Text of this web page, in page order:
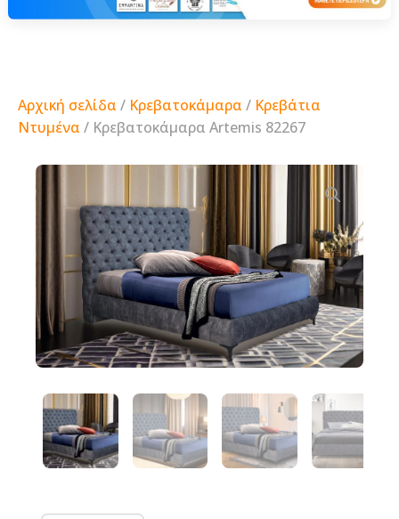
Αρχική σελίδα / Κρεβατοκάμαρα / Κρεβάτια
Ντυμένα / Κρεβατοκάμαρα Artemis 82267